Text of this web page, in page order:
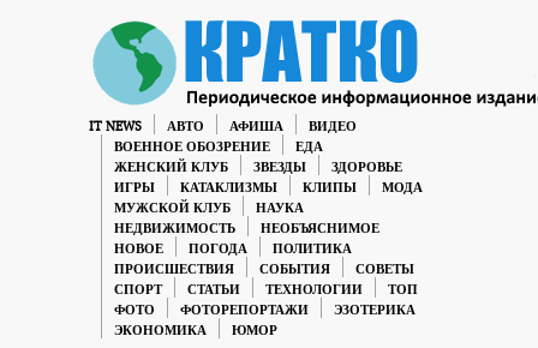
IT NEWS АВТО АФИША
ВИДЕО
ВОЕННОЕ ОБОЗРЕНИЕ
ЕДА
ЖЕНСКИЙ КЛУБ
ЗВЕЗДЫ
ЗДОРОВЬЕ
ИГРЫ
КАТАКЛИЗМЫ КЛИПЫ
МОДА
МУЖСКОЙ КЛУБ
НАУКА
НЕДВИЖИМОСТЬ
НЕОБЪЯСНИМОЕ
НОВОЕ
ПОГОДА
ПОЛИТИКА
ПРОИСШЕСТВИЯ
СОБЫТИЯ
СОВЕТЫ
СПОРТ
СТАТЬИ ТЕХНОЛОГИИ
ТОП
ФОТО
ФОТОРЕПОРТАЖИ
ЭЗОТЕРИКА
ЭКОНОМИКА
ЮМОР